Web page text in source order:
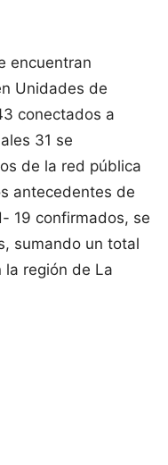
encuentran
Unidades de
conectados a
31 se
de la red pública
antecedentes de
19 confirmados, se
sumando un total
región de La